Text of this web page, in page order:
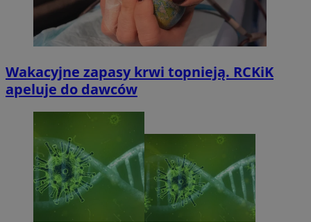
Wakacyjne zapasy krwi topnieją. RCKiK
apeluje do dawców